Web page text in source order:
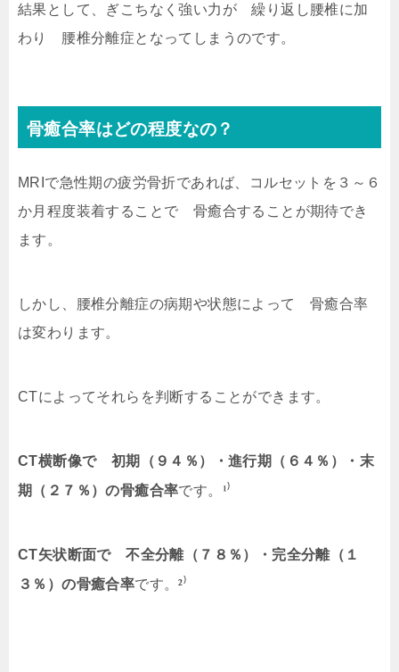
結果として、ぎこちなく強い力が 繰り返し腰椎に加
わり 腰椎分離症となってしまうのです。
骨癒合率はどの程度なの？
MRIで急性期の疲労骨折であれば、コルセットを３～６
か月程度装着することで 骨癒合することが期待でき
ます。
しかし、腰椎分離症の病期や状態によって 骨癒合率
は変わります。
CTによってそれらを判断することができます。
CT横断像で 初期（９４％）・進行期（６４％）・末
期（２７％）の骨癒合率です。 ¹⁾
CT矢状断面で不全分離（７８％）・完全分離（１
３％）の骨癒合率です。²⁾